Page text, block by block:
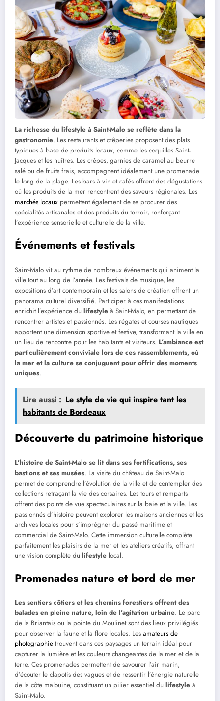
La richesse du lifestyle à Saint-Malo se reflète dans la
gastronomie. Les restaurants et crêperies proposent des plats
typiques à base de produits locaux, comme les coquilles Saint-
Jacques et les huîtres. Les crêpes, garnies de caramel au beurre
salé ou de fruits frais, accompagnent idéalement une promenade
le long de la plage. Les bars à vin et cafés offrent des dégustations
où les produits de la mer rencontrent des saveurs régionales. Les
marchés locaux permettent également de se procurer des
spécialités artisanales et des produits du terroir, renforçant
l’expérience sensorielle et culturelle de la ville.
Événements et festivals
Saint-Malo vit au rythme de nombreux événements qui animent la
ville tout au long de l’année. Les festivals de musique, les
expositions d’art contemporain et les salons de création offrent un
panorama culturel diversifié. Participer à ces manifestations
enrichit l’expérience du lifestyle à Saint-Malo, en permettant de
rencontrer artistes et passionnés. Les régates et courses nautiques
apportent une dimension sportive et festive, transformant la ville en
un lieu de rencontre pour les habitants et visiteurs. L’ambiance est
particulièrement conviviale lors de ces rassemblements, où
la mer et la culture se conjuguent pour offrir des moments
uniques.
Lire aussi : Le style de vie qui inspire tant les
habitants de Bordeaux
Découverte du patrimoine historique
L’histoire de Saint-Malo se lit dans ses fortifications, ses
bastions et ses musées. La visite du château de Saint-Malo
permet de comprendre l’évolution de la ville et de contempler des
collections retraçant la vie des corsaires. Les tours et remparts
offrent des points de vue spectaculaires sur la baie et la ville. Les
passionnés d’histoire peuvent explorer les maisons anciennes et les
archives locales pour s’imprégner du passé maritime et
commercial de Saint-Malo. Cette immersion culturelle complète
parfaitement les plaisirs de la mer et les ateliers créatifs, offrant
une vision complète du lifestyle local.
Promenades nature et bord de mer
Les sentiers côtiers et les chemins forestiers offrent des
balades en pleine nature, loin de l’agitation urbaine. Le parc
de la Briantais ou la pointe du Moulinet sont des lieux privilégiés
pour observer la faune et la flore locales. Les amateurs de
photographie trouvent dans ces paysages un terrain idéal pour
capturer la lumière et les couleurs changeantes de la mer et de la
terre. Ces promenades permettent de savourer l’air marin,
d’écouter le clapotis des vagues et de ressentir l’énergie naturelle
de la côte malouine, constituant un pilier essentiel du lifestyle à
Saint-Malo.